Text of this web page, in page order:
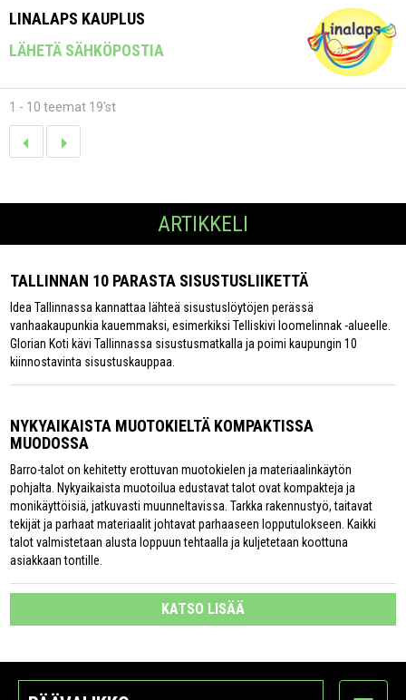
LINALAPS KAUPLUS
LÄHETÄ SÄHKÖPOSTIA
1 - 10 teemat 19'st
ARTIKKELI
TALLINNAN 10 PARASTA SISUSTUSLIIKETTÄ
Idea Tallinnassa kannattaa lähteä sisustuslöytöjen perässä
vanhaakaupunkia kauemmaksi, esimerkiksi Telliskivi loomelinnak -alueelle.
Glorian Koti kävi Tallinnassa sisustusmatkalla ja poimi kaupungin 10
kiinnostavinta sisustuskauppaa.
NYKYAIKAISTA MUOTOKIELTÄ KOMPAKTISSA
MUODOSSA
Barro-talot on kehitetty erottuvan muotokielen ja materiaalinkäytön
pohjalta. Nykyaikaista muotoilua edustavat talot ovat kompakteja ja
monikäyttöisiä, jatkuvasti muunneltavissa. Tarkka rakennustyö, taitavat
tekijät ja parhaat materiaalit johtavat parhaaseen lopputulokseen. Kaikki
talot valmistetaan alusta loppuun tehtaalla ja kuljetetaan koottuna
asiakkaan tontille.
KATSO LISÄÄ